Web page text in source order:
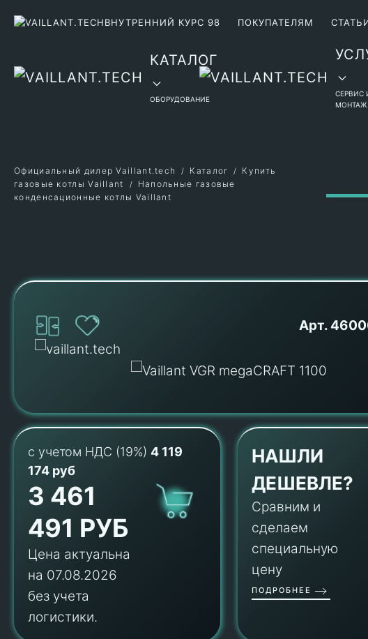
ВНУТРЕННИЙ КУРС 98 ПОКУПАТЕЛЯМ
КАТАЛОГ
ОБОРУДОВАНИЕ
СЕРВИС
МОНТАЖ
Официальный дилер Vaillant.tech Каталог
Купить
газовые котлы Vaillant
Напольные газовые
конденсационные котлы Vaillant
Арт.
с учетом НДС (19%) 4 119
174 руб
3 461
491 РУБ
Цена актуальна
на 07.08.2026
без учета
логистики.
НАШЛИ
ДЕШЕВЛЕ?
Сравним и
сделаем
специальную
цену
ПОДРОБНЕЕ